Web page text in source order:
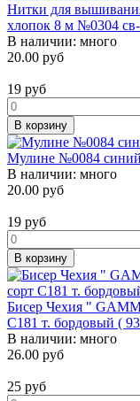
Нитки для
хлопок 8 м №0304
В наличии: много
20.00 руб
19 руб
В корзину
Мулине №0084 синий
В наличии: много
20.00 руб
19 руб
В корзину
Бисер Чехия "
C181 т. бордовый (
В наличии: много
26.00 руб
25 руб